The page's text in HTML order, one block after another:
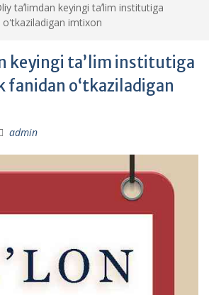
taʼlimdan keyingi taʼlim institutiga
imtixon
keyingi taʼlim institutiga
fanidan oʻtkaziladigan
admin